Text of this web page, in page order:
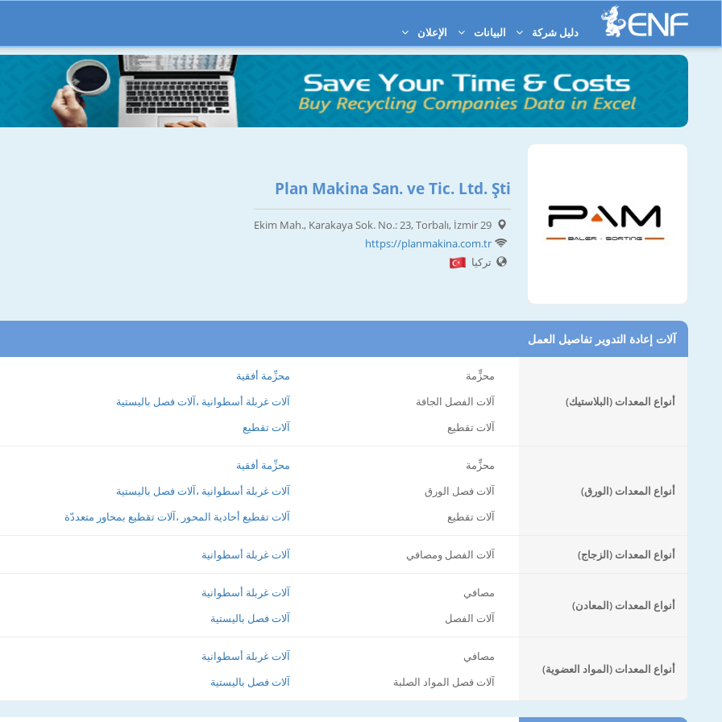
دليل شركة البيانات الإعلان
Plan Makina San. ve Tic. Ltd. Şti
29 Ekim Mah., Karakaya Sok. No.: 23, Torbalı, İzmir
https://planmakina.com.tr
تركيا
آلات إعادة التدوير تفاصيل العمل
أنواع المعدات (البلاستيك)
محزٍّمة
محزِّمة أفقية
آلات الفصل الجافة
آلات غربلة أسطوانية ،آلات فصل باليستية
آلات تقطيع
آلات تقطيع
أنواع المعدات (الورق)
محزٍّمة
محزِّمة أفقية
آلات فصل الورق
آلات غربلة أسطوانية ،آلات فصل باليستية
آلات تقطيع
آلات تقطيع أحادية المحور ،آلات تقطيع بمحاور متعددّة
أنواع المعدات (الزجاج) آلات الفصل ومصافي آلات غربلة أسطوانية
أنواع المعدات (المعادن)
مصافي
آلات غربلة أسطوانية
آلات الفصل
آلات فصل باليستية
أنواع المعدات (المواد العضوية)
مصافي
آلات غربلة أسطوانية
آلات فصل المواد الصلبة
آلات فصل باليستية